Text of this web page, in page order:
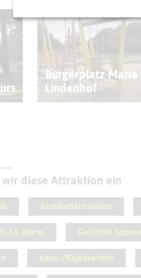
DORSTEN
Bürgerplatz Maria
Lindenhof
wir diese Attraktion ein
Familienattraktion
14 Jahre) Geführte Touren
Kanu-/Kajakverleih